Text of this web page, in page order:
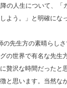
の人生について、「
よう。」と明確にな
先生方の素晴らし
の世界で有名な先生
贅沢な時間だったと
と思います。当然な